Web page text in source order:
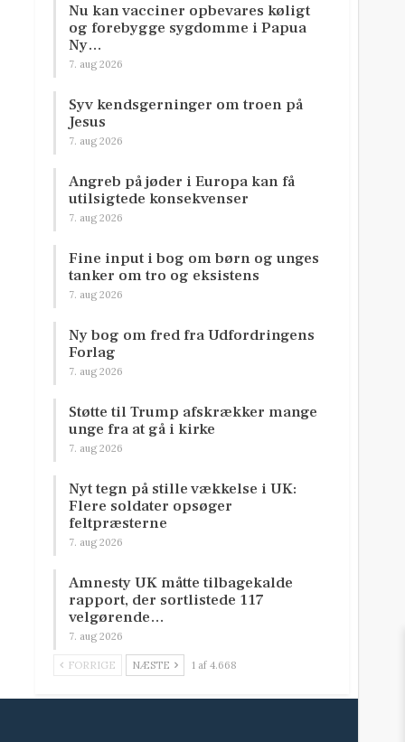
Nu kan vacciner opbevares køligt
og forebygge sygdomme i Papua
Ny…
7. aug 2026
Syv kendsgerninger om troen på
Jesus
7. aug 2026
Angreb på jøder i Europa kan få
utilsigtede konsekvenser
7. aug 2026
Fine input i bog om børn og unges
tanker om tro og eksistens
7. aug 2026
Ny bog om fred fra Udfordringens
Forlag
7. aug 2026
Støtte til Trump afskrækker mange
unge fra at gå i kirke
7. aug 2026
Nyt tegn på stille vækkelse i UK:
Flere soldater opsøger
feltpræsterne
7. aug 2026
Amnesty UK måtte tilbagekalde
rapport, der sortlistede 117
velgørende…
7. aug 2026
FORRIGE NÆSTE 1 af 4.668